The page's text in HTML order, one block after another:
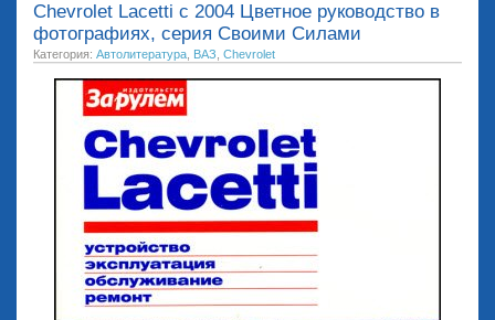
Chevrolet Lacetti с 2004 Цветное руководство в
фотографиях, серия Своими Силами
Категория: Автолитература ВАЗ Chevrolet